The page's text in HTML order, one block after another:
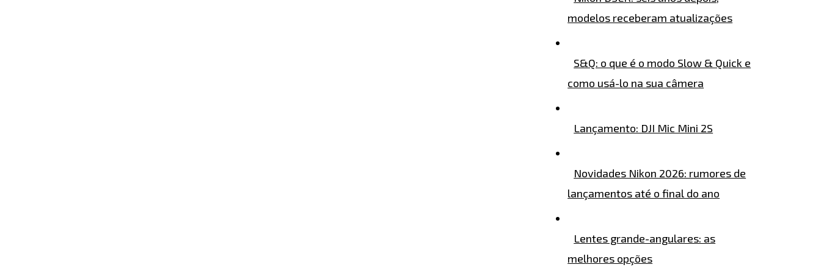
modelos receberam atualizações
S&Q: o que é o modo Slow & Quick e
como usá-lo na sua câmera
Lançamento: DJI Mic Mini 2S
Novidades Nikon 2026: rumores de
lançamentos até o final do ano
Lentes grande-angulares: as
melhores opções